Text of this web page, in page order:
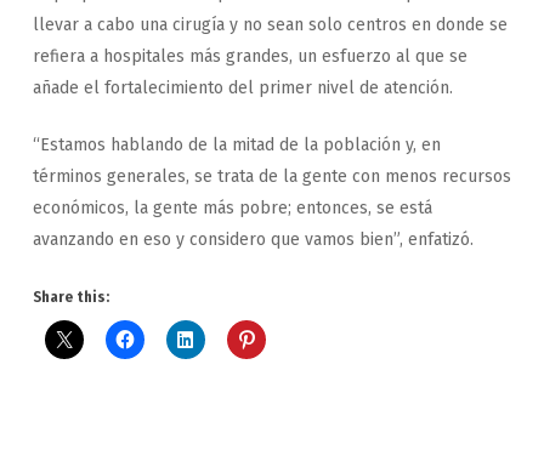
llevar a cabo una cirugía y no sean solo centros en donde se
refiera a hospitales más grandes, un esfuerzo al que se
añade el fortalecimiento del primer nivel de atención.
“Estamos hablando de la mitad de la población y, en
términos generales, se trata de la gente con menos recursos
económicos, la gente más pobre; entonces, se está
avanzando en eso y considero que vamos bien”, enfatizó.
Share this: